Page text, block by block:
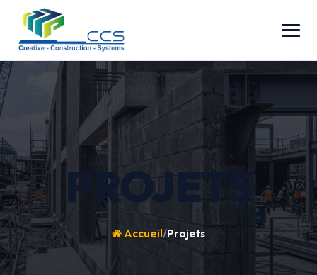
PROJETS
Accueil/Projets